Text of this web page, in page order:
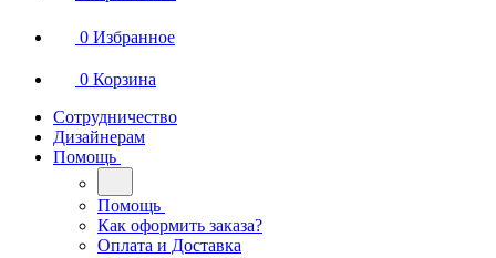
0 Избранное
0 Корзина
Сотрудничество
Дизайнерам
Помощь
Помощь
Как оформить заказа?
Оплата и Доставка